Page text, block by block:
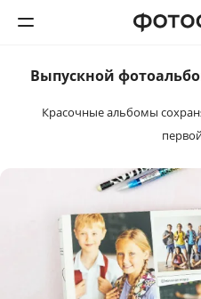
Печать фото
Интерьерная печать
Фотоподарки
Выпускной
Красочные альбомы